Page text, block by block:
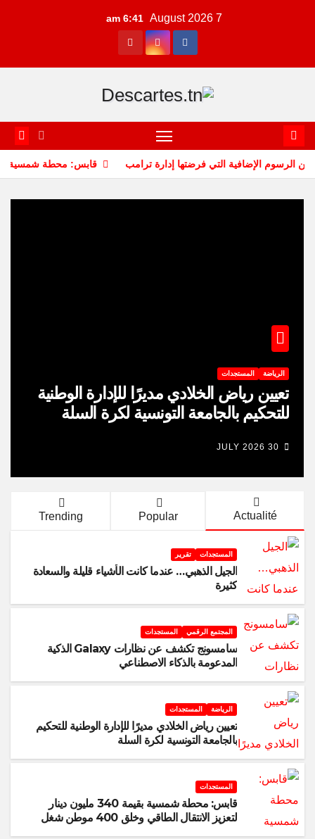
7 August 2026
6:41 am
قابس: محطة شمسية بقيمة 340 مليون دينار لتعزيز الانتقال الطاقي وخلق 400 موطن شغل التي فرضتها إدارة ترامب
الرياضة المستجدات
تعيين رياض الخلادي مديرًا للإدارة الوطنية
للتحكيم بالجامعة التونسية لكرة السلة
30 JULY 2026
Actualité
Popular
Trending
المستجدات تقرير
الجيل الذهبي… عندما كانت الأشياء قليلة والسعادة
كثيرة
المجتمع الرقمي المستجدات
سامسونج تكشف عن نظارات Galaxy الذكية
المدعومة بالذكاء الاصطناعي
الرياضة المستجدات
تعيين رياض الخلادي مديرًا للإدارة الوطنية للتحكيم
بالجامعة التونسية لكرة السلة
المستجدات
قابس: محطة شمسية بقيمة 340 مليون دينار
لتعزيز الانتقال الطاقي وخلق 400 موطن شغل